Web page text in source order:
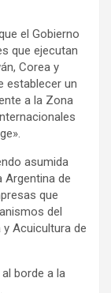
el Gobierno
que ejecutan
Corea y
establecer un
a la Zona
asumida
Argentina de
que
del
Acuicultura de